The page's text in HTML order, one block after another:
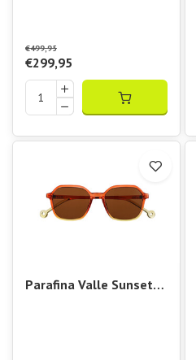
€499,95
€299,95
Parafina Valle Sunset